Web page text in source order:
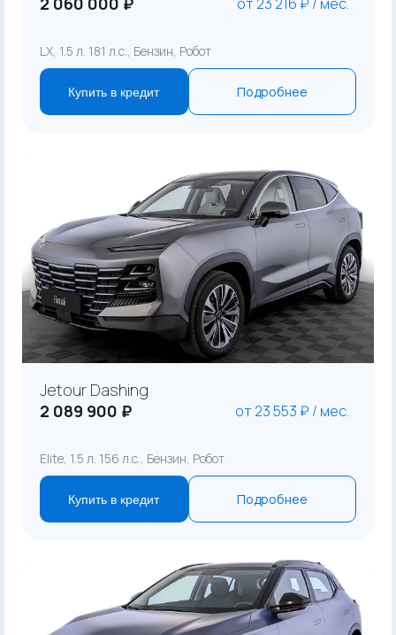
LX, 1.5 л. 181 л.с., Бензин, Робот
Купить в кредит Подробнее
Jetour Dashing
2 089 900 ₽
от 23 553 ₽ / мес.
Elite, 1.5 л. 156 л.с., Бензин, Робот
Купить в кредит Подробнее